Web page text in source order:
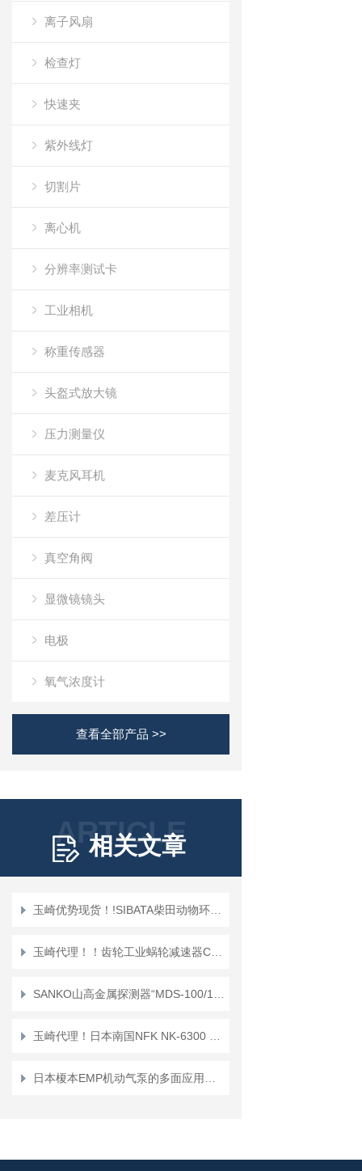
离子风扇
检查灯
快速夹
紫外线灯
切割片
离心机
分辨率测试卡
工业相机
称重传感器
头盔式放大镜
压力测量仪
麦克风耳机
差压计
真空角阀
显微镜镜头
电极
氧气浓度计
查看全部产品 >>
ARTICLE
相关文章